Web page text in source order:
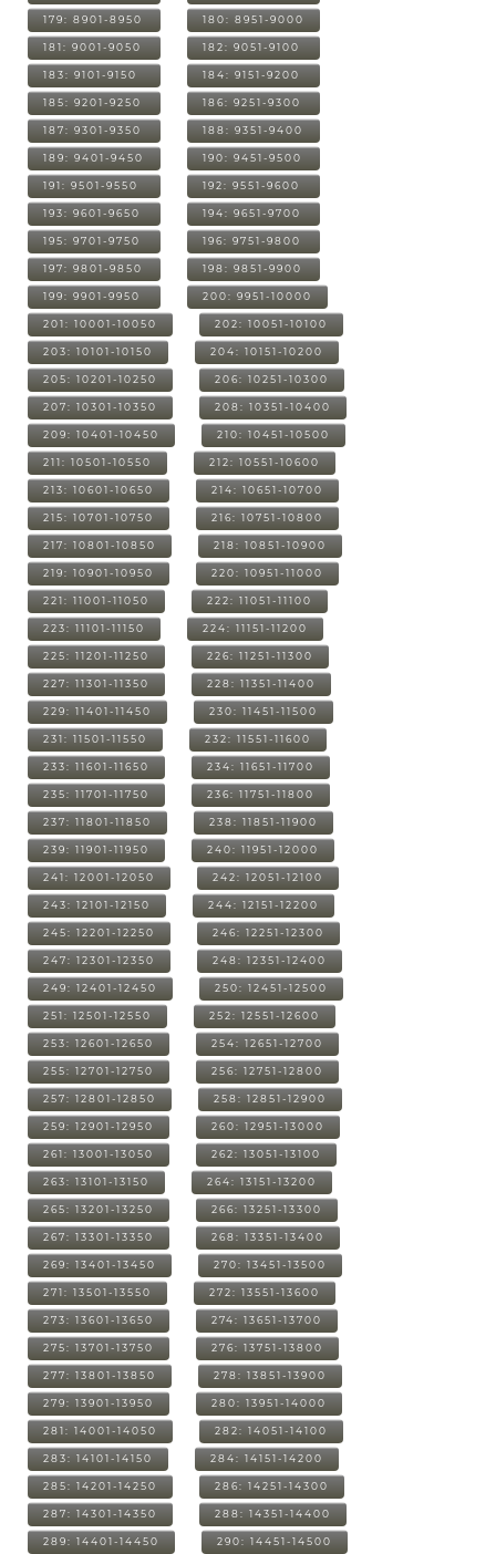
179: 8901-8950 180: 8951-9000
181: 9001-9050 182: 9051-9100
183: 9101-9150 184: 9151-9200
185: 9201-9250 186: 9251-9300
187: 9301-9350 188: 9351-9400
189: 9401-9450 190: 9451-9500
191: 9501-9550 192: 9551-9600
193: 9601-9650 194: 9651-9700
195: 9701-9750 196: 9751-9800
197: 9801-9850 198: 9851-9900
199: 9901-9950 200: 9951-10000
201: 10001-10050 202: 10051-10100
203: 10101-10150 204: 10151-10200
205: 10201-10250 206: 10251-10300
207: 10301-10350 208: 10351-10400
209: 10401-10450 210: 10451-10500
211: 10501-10550 212: 10551-10600
213: 10601-10650 214: 10651-10700
215: 10701-10750 216: 10751-10800
217: 10801-10850 218: 10851-10900
219: 10901-10950 220: 10951-11000
221: 11001-11050 222: 11051-11100
223: 11101-11150 224: 11151-11200
225: 11201-11250 226: 11251-11300
227: 11301-11350 228: 11351-11400
229: 11401-11450 230: 11451-11500
231: 11501-11550 232: 11551-11600
233: 11601-11650 234: 11651-11700
235: 11701-11750 236: 11751-11800
237: 11801-11850 238: 11851-11900
239: 11901-11950 240: 11951-12000
241: 12001-12050 242: 12051-12100
243: 12101-12150 244: 12151-12200
245: 12201-12250 246: 12251-12300
247: 12301-12350 248: 12351-12400
249: 12401-12450 250: 12451-12500
251: 12501-12550 252: 12551-12600
253: 12601-12650 254: 12651-12700
255: 12701-12750 256: 12751-12800
257: 12801-12850 258: 12851-12900
259: 12901-12950 260: 12951-13000
261: 13001-13050 262: 13051-13100
263: 13101-13150 264: 13151-13200
265: 13201-13250 266: 13251-13300
267: 13301-13350 268: 13351-13400
269: 13401-13450 270: 13451-13500
271: 13501-13550 272: 13551-13600
273: 13601-13650 274: 13651-13700
275: 13701-13750 276: 13751-13800
277: 13801-13850 278: 13851-13900
279: 13901-13950 280: 13951-14000
281: 14001-14050 282: 14051-14100
283: 14101-14150 284: 14151-14200
285: 14201-14250 286: 14251-14300
287: 14301-14350 288: 14351-14400
289: 14401-14450 290: 14451-14500